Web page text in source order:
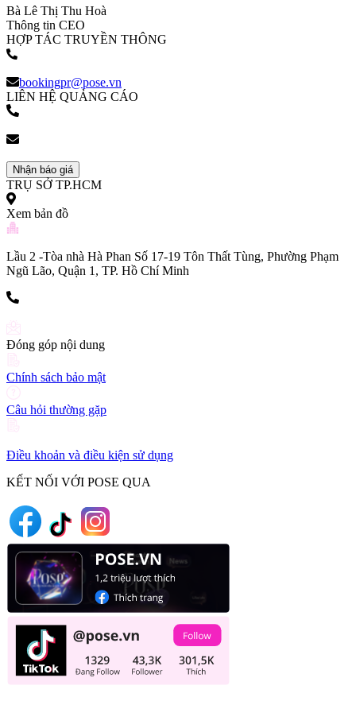
Bà Lê Thị Thu Hoà
Thông tin CEO
HỢP TÁC TRUYỀN THÔNG
bookingpr@pose.vn
LIÊN HỆ QUẢNG CÁO
Nhận báo giá
TRỤ SỞ TP.HCM
Xem bản đồ
Lầu 2 -Tòa nhà Hà Phan Số 17-19 Tôn Thất Tùng, Phường Phạm
Ngũ Lão, Quận 1, TP. Hồ Chí Minh
Đóng góp nội dung
Chính sách bảo mật
Câu hỏi thường gặp
Điều khoản và điều kiện sử dụng
KẾT NỐI VỚI POSE QUA